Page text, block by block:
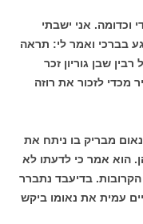
וכדומה. אני ישבתי
בברכי ואמר לי: תראה
שבן גוריון זכר
מכדי לזכור את רוזה
מבריק בו ניתח את
הוא אמר כי לדעתו לא
בדיעבד נתברר
עמית את נאומו ביקש